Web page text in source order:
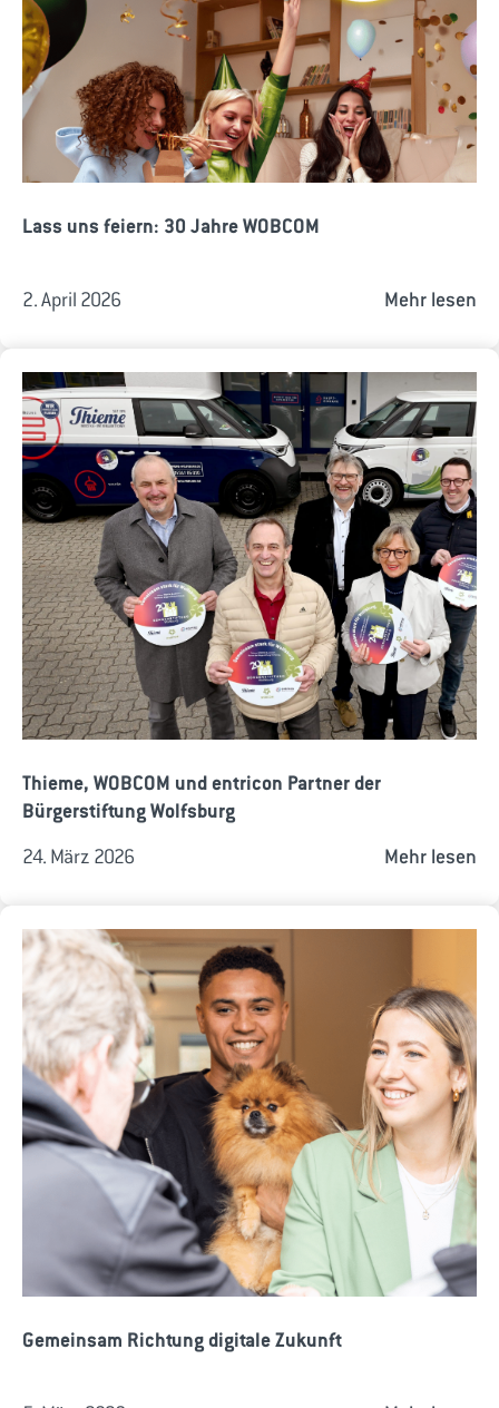
Lass uns feiern: 30 Jahre WOBCOM
2. April 2026 Mehr lesen
Thieme, WOBCOM und entricon Partner der
Bürgerstiftung Wolfsburg
24. März 2026 Mehr lesen
Gemeinsam Richtung digitale Zukunft